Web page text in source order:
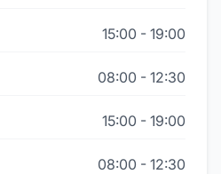
15:00 - 19:00
08:00 - 12:30
15:00 - 19:00
08:00 - 12:30